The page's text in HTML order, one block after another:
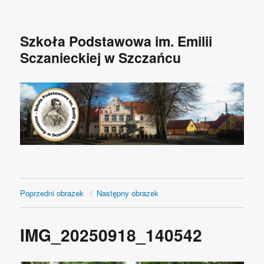
Szkoła Podstawowa im. Emilii
Sczanieckiej w Szczańcu
Poprzedni obrazek Następny obrazek
IMG_20250918_140542